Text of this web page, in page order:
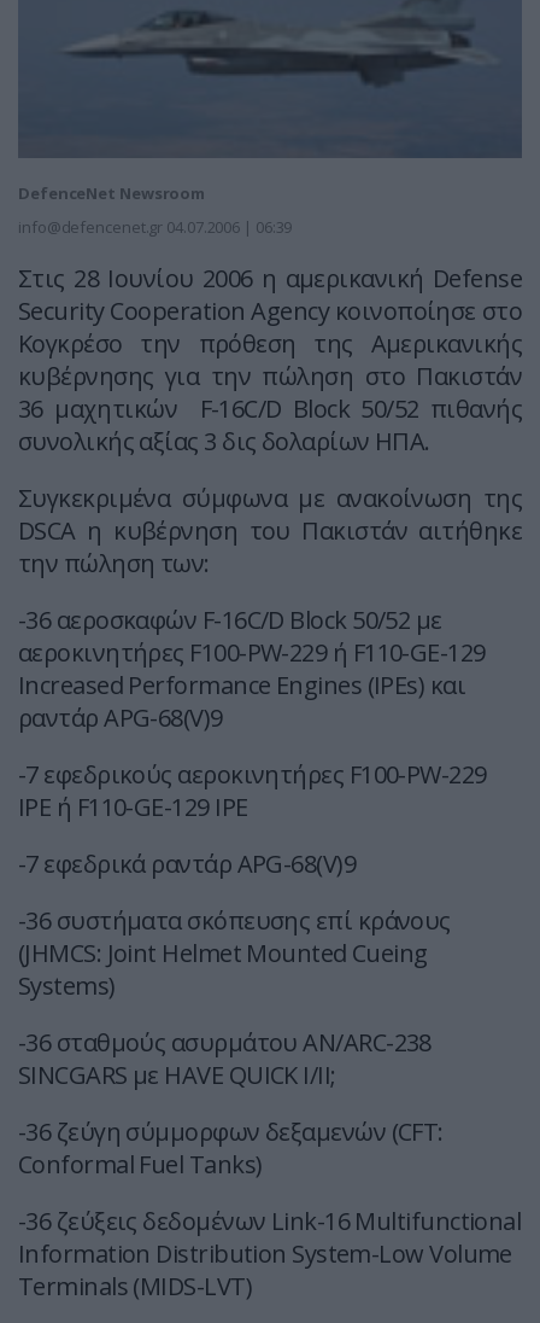
DefenceNet Newsroom
info@defencenet.gr 04.07.2006 | 06:39
Στις 28 Ιουνίου 2006 η αμερικανική Defense
Security Cooperation Agency κοινοποίησε στο
Κογκρέσο την πρόθεση της Αμερικανικής
κυβέρνησης για την πώληση στο Πακιστάν
36 μαχητικών F-16C/D Block 50/52 πιθανής
συνολικής αξίας 3 δις δολαρίων ΗΠΑ.
Συγκεκριμένα σύμφωνα με ανακοίνωση της
DSCA η κυβέρνηση του Πακιστάν αιτήθηκε
την πώληση των:
-36 αεροσκαφών F-16C/D Block 50/52 με
αεροκινητήρες F100-PW-229 ή F110-GE-129
Increased Performance Engines (IPEs) και
ραντάρ APG-68(V)9
-7 εφεδρικούς αεροκινητήρες F100-PW-229
IPE ή F110-GE-129 IPE
-7 εφεδρικά ραντάρ APG-68(V)9
-36 συστήματα σκόπευσης επί κράνους
(JHMCS: Joint Helmet Mounted Cueing
Systems)
-36 σταθμούς ασυρμάτου AN/ARC-238
SINCGARS με HAVE QUICK I/II;
-36 ζεύγη σύμμορφων δεξαμενών (CFT:
Conformal Fuel Tanks)
-36 ζεύξεις δεδομένων Link-16 Multifunctional
Information Distribution System-Low Volume
Terminals (MIDS-LVT)